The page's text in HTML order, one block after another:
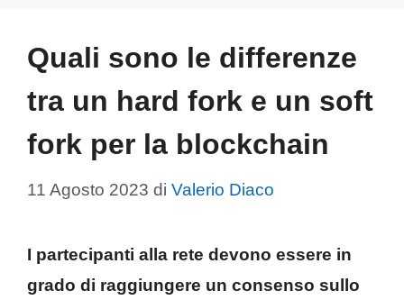
Quali sono le differenze
tra un hard fork e un soft
fork per la blockchain
11 Agosto 2023 di Valerio Diaco
I partecipanti alla rete devono essere in
grado di raggiungere un consenso sullo